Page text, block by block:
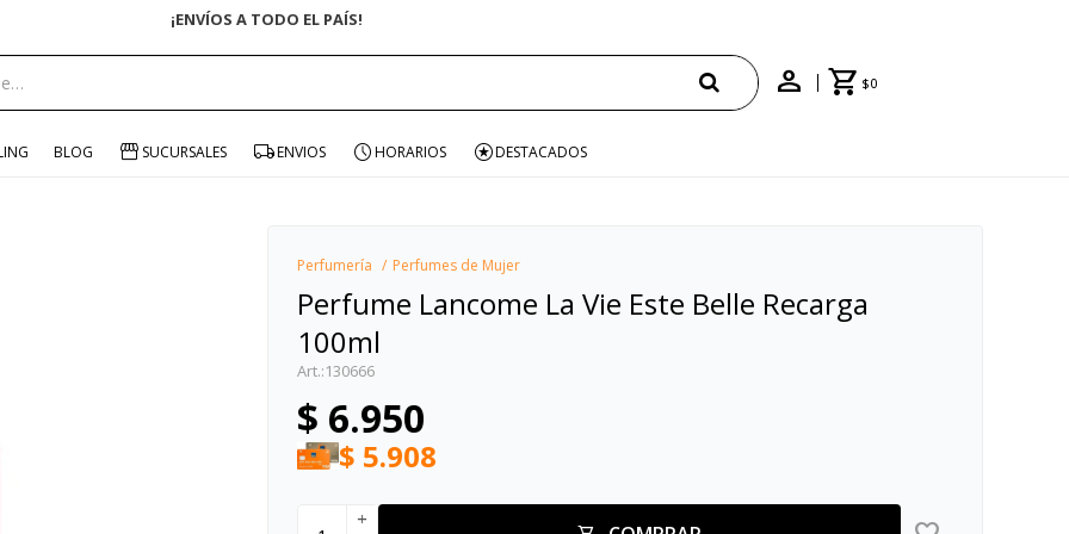
¡ENVÍOS A TODO EL PAÍS!
$0
BLOG SUCURSALES ENVIOS HORARIOS DESTACADOS
Perfumería Perfumes de Mujer
Perfume Lancome La Vie Este Belle Recarga
100ml
130666
$ 6.950
$ 5.908
add